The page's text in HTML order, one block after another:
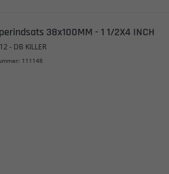
38x100MM - 1 1/2X4 INCH
- DB KILLER
111148